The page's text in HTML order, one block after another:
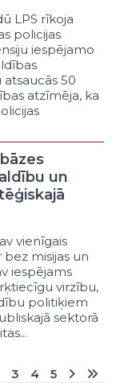
un privāto
nodošana
LPS rīkoja
policijas
iespējamo
50
atzīmēja, ka
un
vienīgais
misijas un
iespējams
virzību,
politiķiem
sektorā
3 4
5